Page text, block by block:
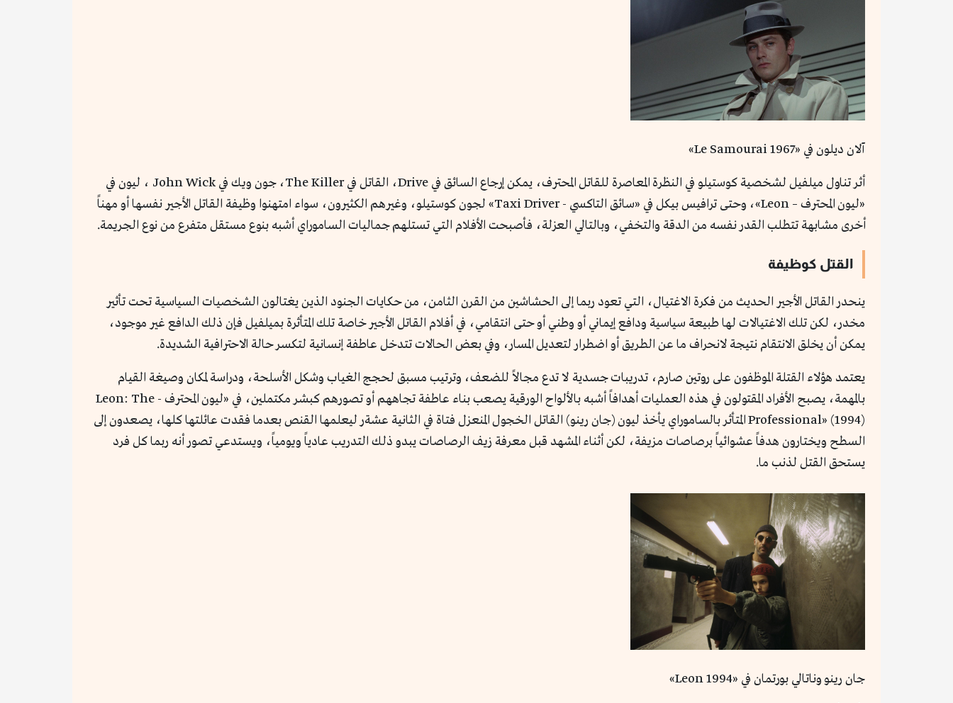
آلان ديلون في «Le Samourai 1967»
أثر تناول ميلفيل لشخصية كوستيلو في النظرة المعاصرة للقاتل المحترف، يمكن إرجاع السائق في Drive، القاتل في The Killer، جون ويك في John Wick ، ليون في
«ليون المحترف – Leon»، وحتى ترافيس بيكل في «سائق التاكسي - Taxi Driver» لجون كوستيلو، وغيرهم الكثيرون، سواء امتهنوا وظيفة القاتل الأجير نفسها أو مهناً
أخرى مشابهة تتطلب القدر نفسه من الدقة والتخفي، وبالتالي العزلة، فأصبحت الأفلام التي تستلهم جماليات الساموراي أشبه بنوع مستقل متفرع من نوع الجريمة.
القتل كوظيفة
ينحدر القاتل الأجير الحديث من فكرة الاغتيال، التي تعود ربما إلى الحشاشين من القرن الثامن، من حكايات الجنود الذين يغتالون الشخصيات السياسية تحت تأثير
مخدر، لكن تلك الاغتيالات لها طبيعة سياسية ودافع إيماني أو وطني أو حتى انتقامي، في أفلام القاتل الأجير خاصة تلك المتأثرة بميلفيل فإن ذلك الدافع غير موجود،
يمكن أن يخلق الانتقام نتيجة لانحراف ما عن الطريق أو اضطرار لتعديل المسار، وفي بعض الحالات تتدخل عاطفة إنسانية لتكسر حالة الاحترافية الشديدة.
يعتمد هؤلاء القتلة الموظفون على روتين صارم، تدريبات جسدية لا تدع مجالاً للضعف، وترتيب مسبق لحجج الغياب وشكل الأسلحة، ودراسة لمكان وصيغة القيام
بالمهمة، يصبح الأفراد المقتولون في هذه العمليات أهدافاً أشبه بالألواح الورقية يصعب بناء عاطفة تجاههم أو تصورهم كبشر مكتملين، في «ليون المحترف - Leon: The
Professional» (1994) المتأثر بالساموراي يأخذ ليون (جان رينو) القاتل الخجول المنعزل فتاة في الثانية عشةر ليعلمها القنص بعدما فقدت عائلتها كلها، يصعدون إلى
السطح ويختارون هدفاً عشوائياً برصاصات مزيفة، لكن أثناء المشهد قبل معرفة زيف الرصاصات يبدو ذلك التدريب عادياً ويومياً، ويستدعي تصور أنه ربما كل فرد
يستحق القتل لذنب ما.
جان رينو وناتالي بورتمان في «Leon 1994»